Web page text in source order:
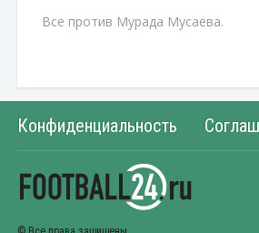
Все против Мурада Мусаева.
Конфиденциальность